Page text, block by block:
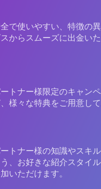
で使いやすい、特徴の
スからスムーズに出金いた
トナー様限定のキャン
、様々な特典をご用意して
トナー様の知識やスキ
う、お好きな紹介スタイ
いただけます。